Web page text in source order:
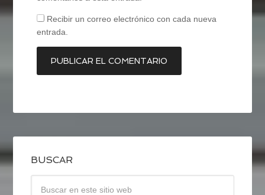
Recibir un correo electrónico con cada nueva
entrada.
BUSCAR